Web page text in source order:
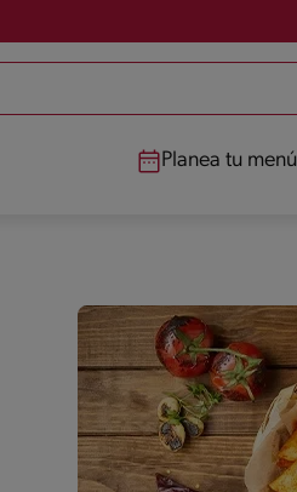
Planea tu menú